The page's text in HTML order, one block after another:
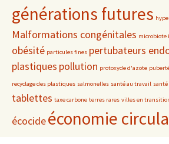
générations futures
Malformations congénitales
obésité particules fines pertubateurs
plastiques pollution protoxyde d'azote
recyclage des plastiques salmonelles santé au travail
tablettes taxe carbone terres rares villes en
écocideéconomie